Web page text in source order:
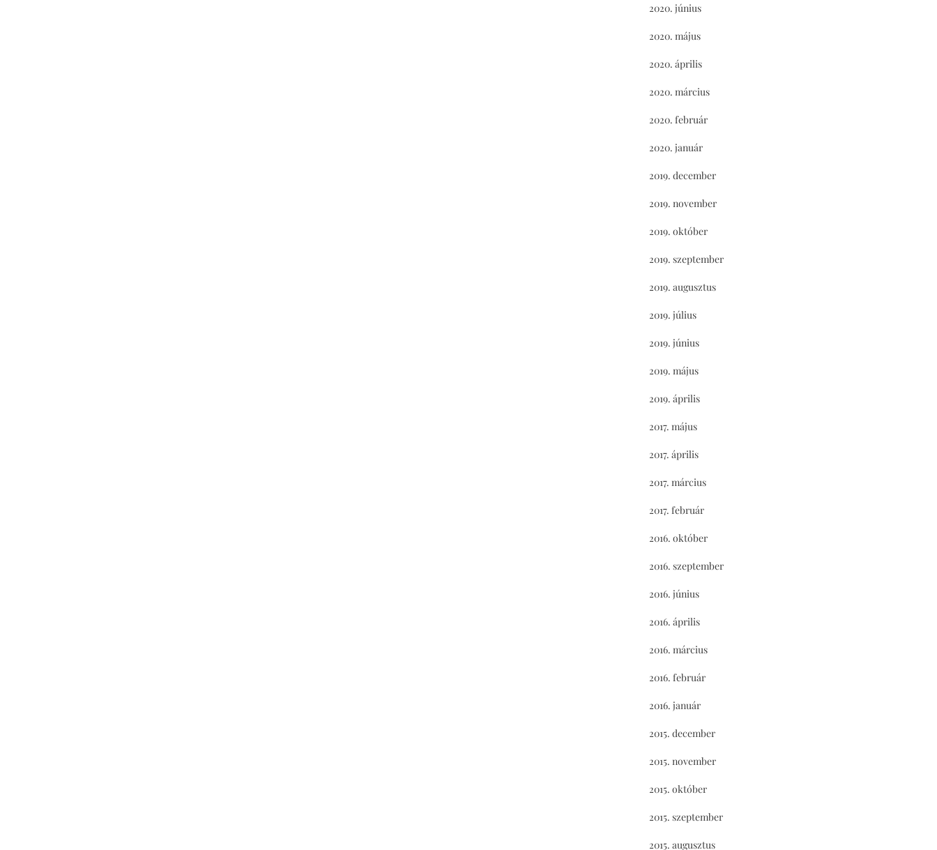
2020. június
2020. május
2020. április
2020. március
2020. február
2020. január
2019. december
2019. november
2019. október
2019. szeptember
2019. augusztus
2019. július
2019. június
2019. május
2019. április
2017. május
2017. április
2017. március
2017. február
2016. október
2016. szeptember
2016. június
2016. április
2016. március
2016. február
2016. január
2015. december
2015. november
2015. október
2015. szeptember
2015. augusztus